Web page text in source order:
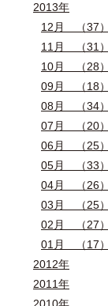
2013年
12月 （37）
11月 （31）
10月 （28）
09月 （18）
08月 （34）
07月 （20）
06月 （25）
05月 （33）
04月 （26）
03月 （25）
02月 （27）
01月 （17）
2012年
2011年